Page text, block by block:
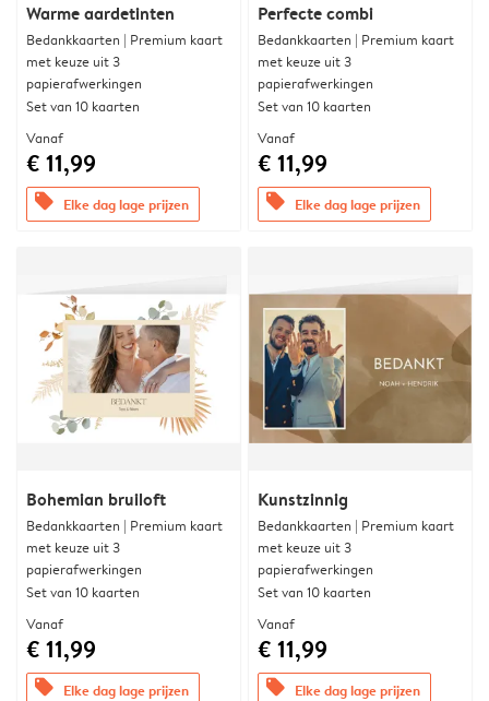
Warme aardetinten
Bedankkaarten | Premium kaart
met keuze uit 3
papierafwerkingen
Set van 10 kaarten
Vanaf
€ 11,99
offers Elke dag lage prijzen
Perfecte combi
Bedankkaarten | Premium kaart
met keuze uit 3
papierafwerkingen
Set van 10 kaarten
Vanaf
€ 11,99
offers Elke dag lage prijzen
Bohemian bruiloft
Bedankkaarten | Premium kaart
met keuze uit 3
papierafwerkingen
Set van 10 kaarten
Vanaf
€ 11,99
offers Elke dag lage prijzen
Kunstzinnig
Bedankkaarten | Premium kaart
met keuze uit 3
papierafwerkingen
Set van 10 kaarten
Vanaf
€ 11,99
offers Elke dag lage prijzen